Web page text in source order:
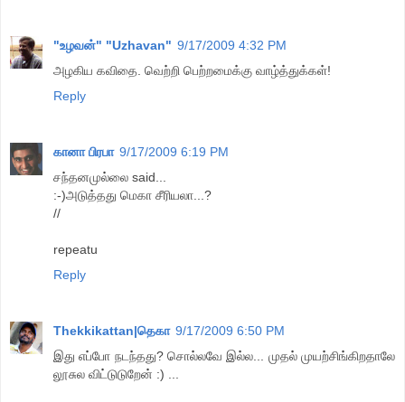
"உழவன்" "Uzhavan" 9/17/2009 4:32 PM
அழகிய கவிதை. வெற்றி பெற்றமைக்கு வாழ்த்துக்கள்!
Reply
கானா பிரபா 9/17/2009 6:19 PM
சந்தனமுல்லை said...
:-)அடுத்தது மெகா சீரியலா...?
//
repeatu
Reply
Thekkikattan|தெகா 9/17/2009 6:50 PM
இது எப்போ நடந்தது? சொல்லவே இல்ல... முதல் முயற்சிங்கிறதாலே
லூசுல விட்டுடுறேன் :) ...